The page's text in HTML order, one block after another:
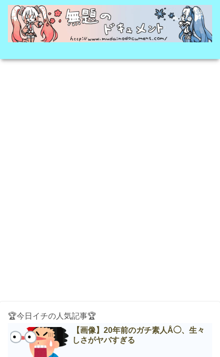
🏆今日イチの人気記事🏆
【画像】20年前のガチ素人Å◯、生々
しさがヤバすぎる